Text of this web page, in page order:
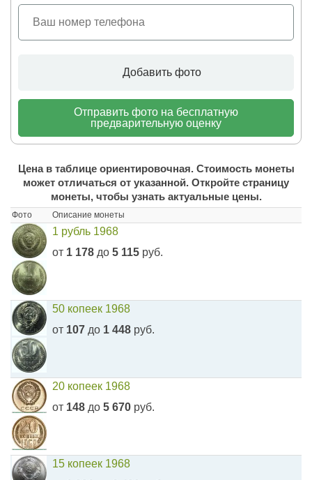
Добавить фото
Отправить фото на бесплатную
предварительную оценку
Цена в таблице ориентировочная. Стоимость монеты
может отличаться от указанной. Откройте страницу
монеты, чтобы узнать актуальные цены.
Фото Описание монеты
1 рубль 1968
от 1 178 до 5 115 руб.
50 копеек 1968
от 107 до 1 448 руб.
20 копеек 1968
от 148 до 5 670 руб.
15 копеек 1968